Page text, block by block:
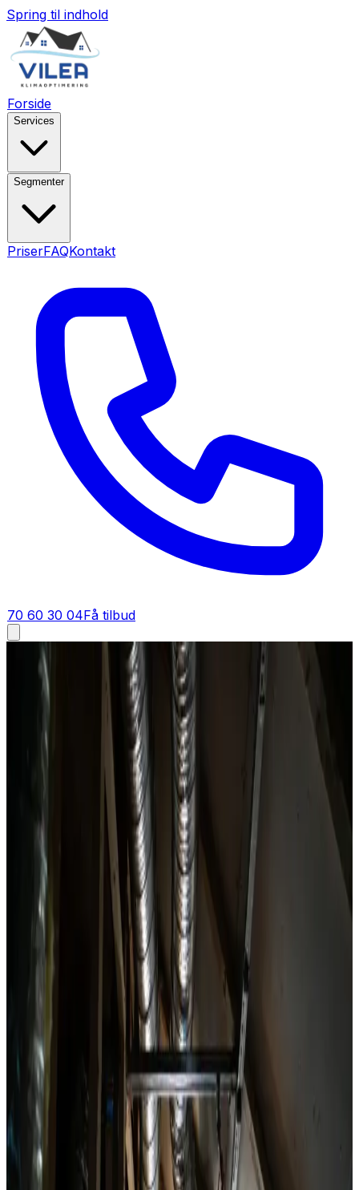
Spring til indhold
Forside
Services
Segmenter
PriserFAQKontakt
70 60 30 04Få tilbud
Dit ventilationsfirma
Dit ventilationsfirma i hele Danmark
Find det rette firma til installation, rens og service af dit
ventilationsanlæg. Alle mærker, faste priser,
landsdækkende service.
Ring 70 60 30 04
Installation af alle mærker